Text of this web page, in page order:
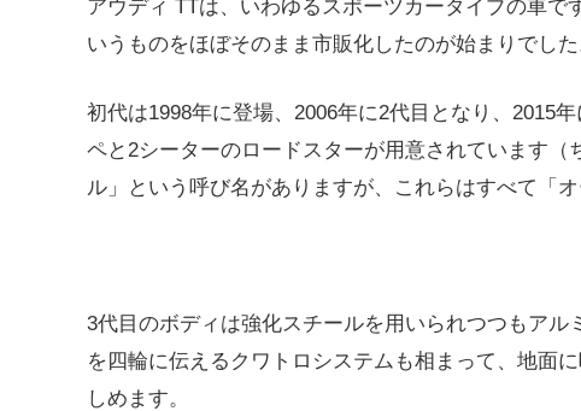
アウディ TTは、いわゆるスポーツカータイプの車
いうものをほぼそのまま市販化したのが始まりでした
初代は1998年に登場、2006年に2代目となり、2015
ペと2シーターのロードスターが用意されています
ル」という呼び名がありますが、これらはすべて「
3代目のボディは強化スチールを用いられつつもア
を四輪に伝えるクワトロシステムも相まって、地面
しめます。